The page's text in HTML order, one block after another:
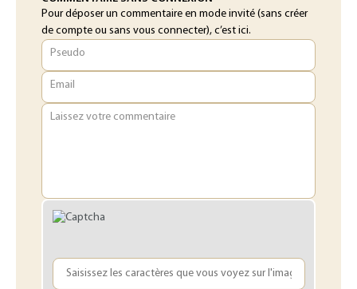
Pour déposer un commentaire en mode invité (sans créer
de compte ou sans vous connecter), c’est ici.
Pseudo
Email
Laissez votre commentaire